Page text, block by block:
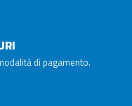
di pagamento.